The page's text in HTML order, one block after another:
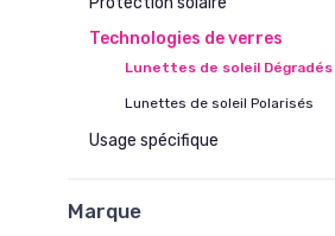
Technologies de verres
Lunettes de soleil Dégradés
Lunettes de soleil Polarisés
Usage spécifique
Marque